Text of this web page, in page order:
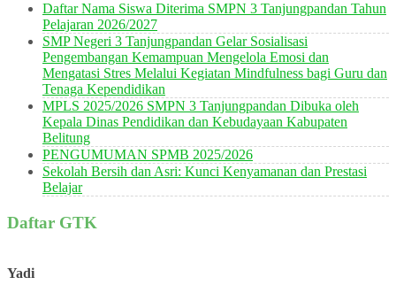
Daftar Nama Siswa Diterima SMPN 3 Tanjungpandan Tahun
Pelajaran 2026/2027
SMP Negeri 3 Tanjungpandan Gelar Sosialisasi
Pengembangan Kemampuan Mengelola Emosi dan
Mengatasi Stres Melalui Kegiatan Mindfulness bagi Guru dan
Tenaga Kependidikan
MPLS 2025/2026 SMPN 3 Tanjungpandan Dibuka oleh
Kepala Dinas Pendidikan dan Kebudayaan Kabupaten
Belitung
PENGUMUMAN SPMB 2025/2026
Sekolah Bersih dan Asri: Kunci Kenyamanan dan Prestasi
Belajar
Daftar GTK
Yadi